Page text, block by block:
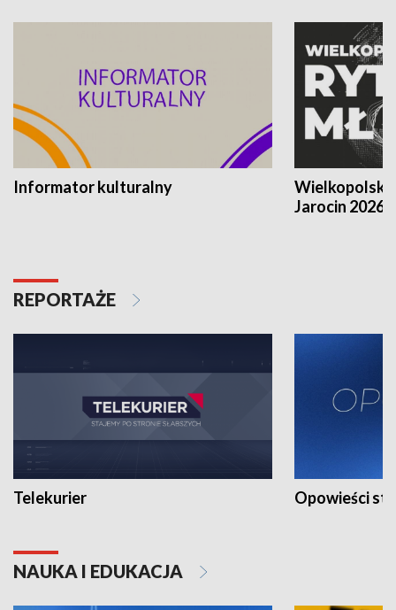
Informator kulturalny
Jarocin 2026
REPORTAŻE
Telekurier Opowieści
NAUKA I EDUKACJA